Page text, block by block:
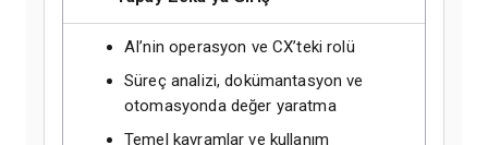
AI’nin operasyon ve CX’teki rolü
Süreç analizi, dokümantasyon ve
otomasyonda değer yaratma
Temel kavramlar ve kullanım